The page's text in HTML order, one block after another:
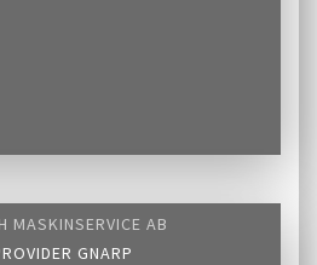
MASKINSERVICE AB
GNARP